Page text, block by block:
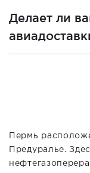
Делает ли
Пермь
Предуралье.